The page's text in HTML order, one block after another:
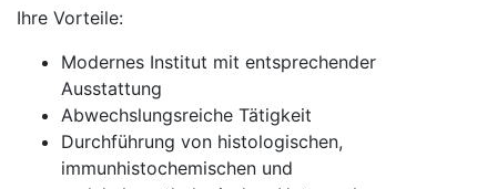
Ihre Vorteile:
Modernes Institut mit entsprechender
Ausstattung
Abwechslungsreiche Tätigkeit
Durchführung von histologischen,
immunhistochemischen und